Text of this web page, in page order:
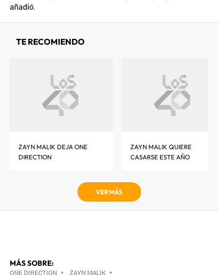
añadió.
TE RECOMIENDO
ZAYN MALIK DEJA ONE
DIRECTION
ZAYN MALIK QUIERE
CASARSE ESTE AÑO
VER MÁS
MÁS SOBRE:
ONE DIRECTION • ZAYN MALIK •